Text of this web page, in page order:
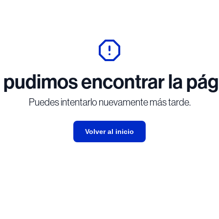
encontrar la
Puedes intentarlo nuevamente más tarde.
Volver al inicio